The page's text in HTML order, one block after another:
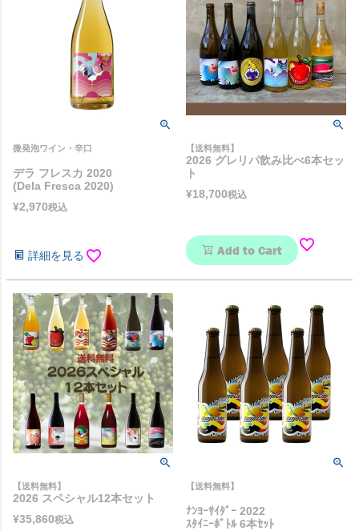
微発泡ワイン・辛口
デラ フレスカ 2020
(Dela Fresca 2020)
¥2,970税込
詳細を見る
【送料無料】
2026 グレリパ飲み比べ6本セッ
ト
¥18,700税込
Add to Cart
【送料無料】
2026 スペシャル12本セット
¥35,860税込
【送料無料】
ﾅﾝﾖｰｻｲﾀﾞｰ 2022
ｽﾀｲﾆｰﾎﾞﾄﾙ 6本ｾｯﾄ